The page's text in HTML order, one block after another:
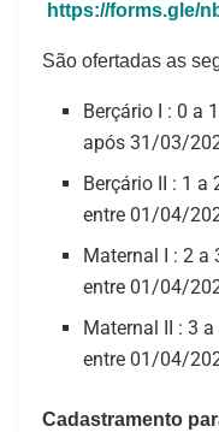
https://forms.gle/
São ofertadas as
Berçário I : 0 a
após 31/03/
Berçário II : 1
entre 01/04/
Maternal I : 2 a
entre 01/04/
Maternal II : 3
entre 01/04/
Cadastramento